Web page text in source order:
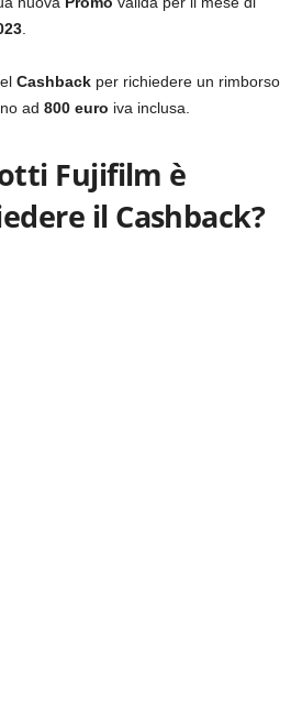
.
Cashback per richiedere un rimborso
ad 800 euro iva inclusa.
Fujifilm è
il Cashback?